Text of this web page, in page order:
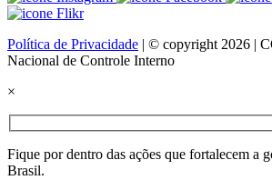
Política de Privacidade | © copyright 2026 |
Nacional de Controle Interno
×
Fique por dentro das ações que fortalecem a
Brasil.